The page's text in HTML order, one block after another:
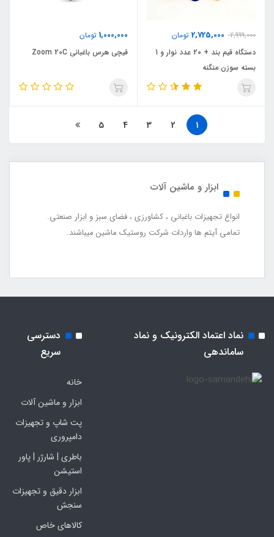
2,999,000
2,725,000 تومان
دستگاه قیم بند + 20 عدد نوار و 1
بسته سوزن منگنه
1,000,000 تومان
قیچی هرس باغبانی Zoom 20C
1
2
3
4
5
ابزار و ماشین آلات
انواع تجهیزات باغبانی ، کشاورزی ، فضای سبز و ابزار صنعتی.
تمامی آیتم ها واردات شرکت روستیک ماشین میباشند.
نماد اعتماد الکترونیک و نماد
ساماندهی
دسترسی
سریع
خانه
ابزار و ماشین آلات
پت شاپ و تجهیزات
دامپروری
باطری | شارژر | پاور
استیشن
ابزار دقیق و تجهیزات
سنجش
کالاهای خاص